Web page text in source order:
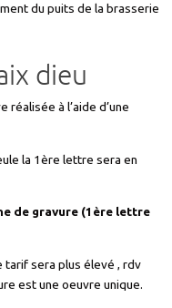
du puits de la brasserie
dieu
à l’aide d’une
la 1ère lettre sera en
de gravure (1ère lettre
tarif sera plus élevé , rdv
est une oeuvre unique.